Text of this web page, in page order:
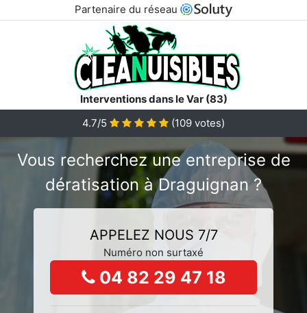
Partenaire du réseau
Interventions dans le Var (83)
4.7/5
(109 votes)
Vous recherchez une entreprise de
dératisation à Draguignan ?
APPELEZ NOUS 7/7
Numéro non surtaxé
04 82 29 47 18